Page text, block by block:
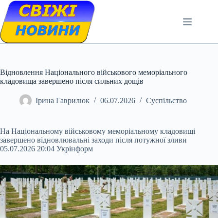
Skip
content
Відновлення Національного військового меморіального
кладовища завершено після сильних дощів
Ірина Гаврилюк 06.07.2026 Суспільство
На Національному військовому меморіальному кладовищі
завершено відновлювальні заходи після потужної зливи
05.07.2026 20:04 Укрінформ